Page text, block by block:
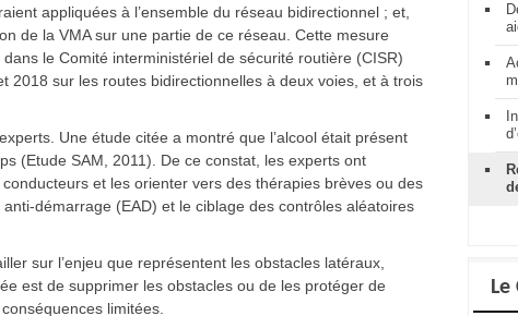
appliquées à l’ensemble du réseau bidirectionnel ; et,
de la VMA sur une partie de ce réseau. Cette mesure
le Comité interministériel de sécurité routière (CISR)
sur les routes bidirectionnelles à deux voies, et à trois
Une étude citée a montré que l’alcool était présent
(Etude SAM, 2011). De ce constat, les experts ont
et les orienter vers des thérapies brèves ou des
démarrage (EAD) et le ciblage des contrôles aléatoires
sur l’enjeu que représentent les obstacles latéraux,
est de supprimer les obstacles ou de les protéger de
limitées.
Le